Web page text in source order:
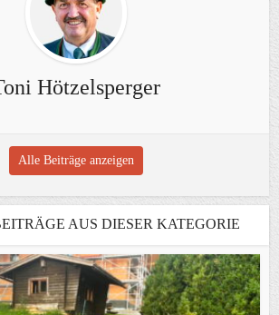
Hötzelsperger
Alle Beiträge anzeigen
AUS DIESER KATEGORIE